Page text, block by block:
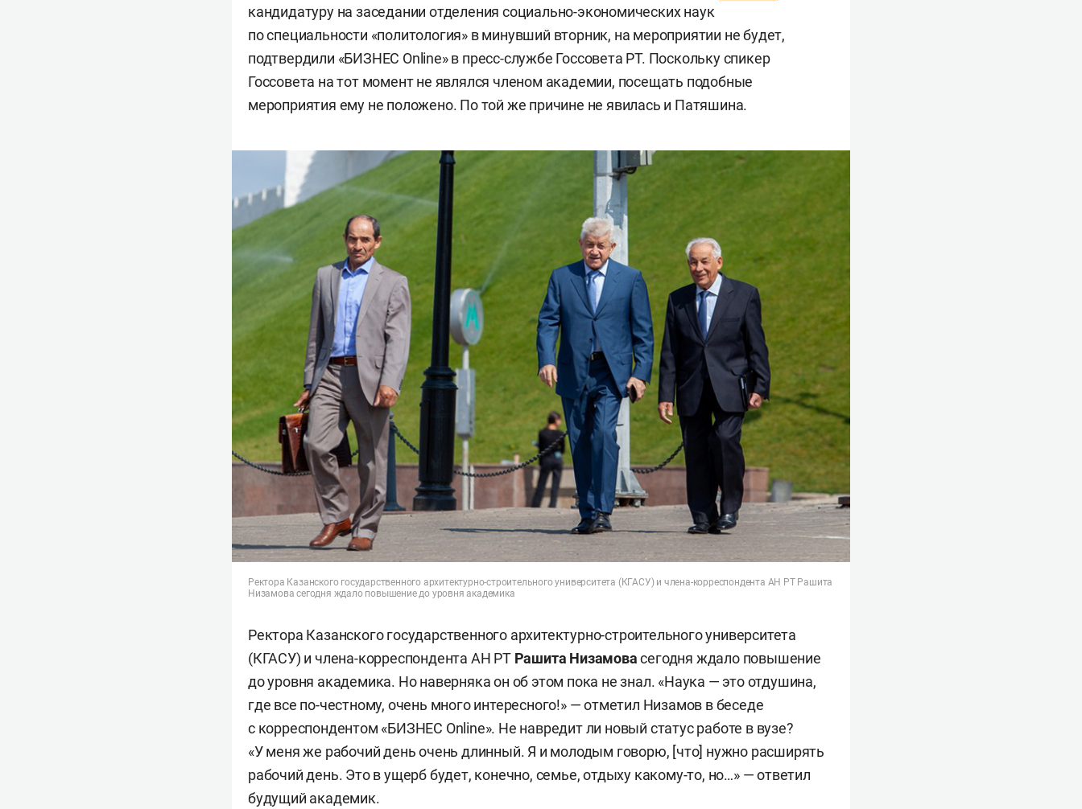
кандидатуру на заседании отделения социально-экономических наук
по специальности «политология» в минувший вторник, на мероприятии не будет,
подтвердили «БИЗНЕС Online» в пресс-службе Госсовета РТ. Поскольку спикер
Госсовета на тот момент не являлся членом академии, посещать подобные
мероприятия ему не положено. По той же причине не явилась и Патяшина.
Ректора Казанского государственного архитектурно-строительного университета (КГАСУ) и члена-корреспондента АН РТ Рашита
Низамова сегодня ждало повышение до уровня академика
Ректора Казанского государственного архитектурно-строительного университета
(КГАСУ) и члена-корреспондента АН РТ Рашита Низамовасегодня ждало повышение
до уровня академика. Но наверняка он об этом пока не знал. «Наука — это отдушина,
где все по-честному, очень много интересного!» — отметил Низамов в беседе
с корреспондентом «БИЗНЕС Online». Не навредит ли новый статус работе в вузе?
«У меня же рабочий день очень длинный. Я и молодым говорю, [что] нужно расширять
рабочий день. Это в ущерб будет, конечно, семье, отдыху какому-то, но…» — ответил
будущий академик.